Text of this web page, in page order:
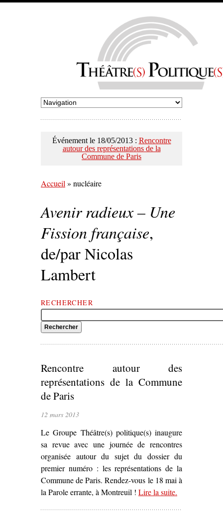
Événement le 18/05/2013 : Rencontre
autour des représentations de la
Commune de Paris
Accueil » nucléaire
Avenir radieux – Une
Fission française,
de/par Nicolas
Lambert
RECHERCHER
Rencontre autour des
représentations de la Commune
de Paris
12 mars 2013
Le Groupe Théâtre(s) politique(s) inaugure
sa revue avec une journée de rencontres
organisée autour du sujet du dossier du
premier numéro : les représentations de la
Commune de Paris. Rendez-vous le 18 mai à
la Parole errante, à Montreuil ! Lire la suite– ‘Rencontre
.